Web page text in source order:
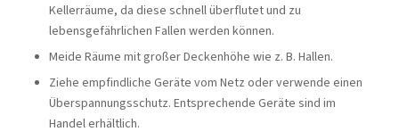
Kellerräume, da diese schnell überflutet und zu
lebensgefährlichen Fallen werden können.
Meide Räume mit großer Deckenhöhe wie z. B. Hallen.
Ziehe empfindliche Geräte vom Netz oder verwende einen
Überspannungsschutz. Entsprechende Geräte sind im
Handel erhältlich.